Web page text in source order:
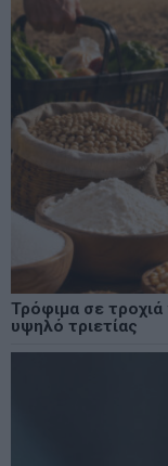
Τρόφιμα σε
υψηλό τριετίας